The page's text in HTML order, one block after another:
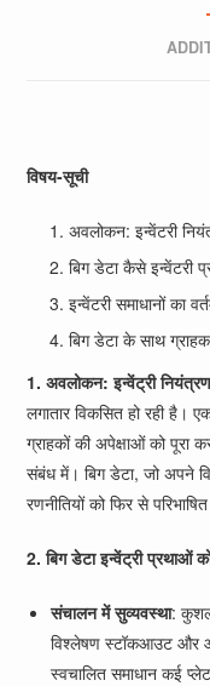
विषय-सूची
अवलोकन: इन्वेंटरी
बिग डेटा कैसे इन्वेंटरी
इन्वेंटरी समाधानों का
बिग डेटा के साथ ग्राहक
1. अवलोकन: इन्वेंट्री
लगातार विकसित हो रही है।
ग्राहकों की अपेक्षाओं को पूरा
संबंध में। बिग डेटा, जो अपने
रणनीतियों को फिर से
2. बिग डेटा इन्वेंट्री प्रथाओं
संचालन में सुव्यवस्था:
विश्लेषण स्टॉकआउट और
स्वचालित समाधान कई